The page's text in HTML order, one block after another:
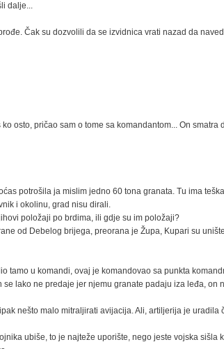
dalje...
Čak su dozvolili da se izvidnica vrati nazad da
osto, pričao sam o tome sa komandantom... On smatra
potrošila ja mislim jedno 60 tona granata. Tu ima
i okolinu, grad nisu dirali.
položaji po brdima, ili gdje su im položaji?
od Debelog brijega, preorana je Župa, Kupari su
tamo u komandi, ovaj je komandovao sa punkta
lako ne predaje jer njemu granate padaju iza leđa, on
nešto malo mitraljirati avijacija. Ali, artiljerija je uradila
ubiše, to je najteže uporište, nego jeste vojska sišla